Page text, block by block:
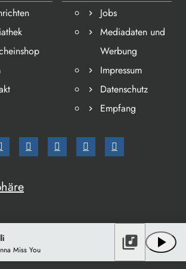
Jobs
Mediadaten und
Werbung
Impressum
Datenschutz
Empfang
Miss You play_arrow
library_music